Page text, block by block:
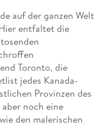
auf der ganzen Welt
entfaltet die
Toronto, die
jedes Kanada-
Provinzen des
noch eine
den malerischen